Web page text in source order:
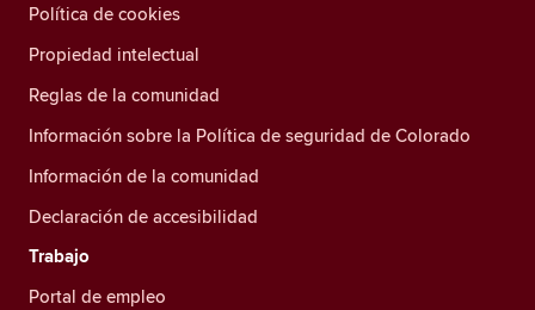
Política de cookies
Propiedad intelectual
Reglas de la comunidad
Información sobre la Política de seguridad de Colorado
Información de la comunidad
Declaración de accesibilidad
Trabajo
Portal de empleo